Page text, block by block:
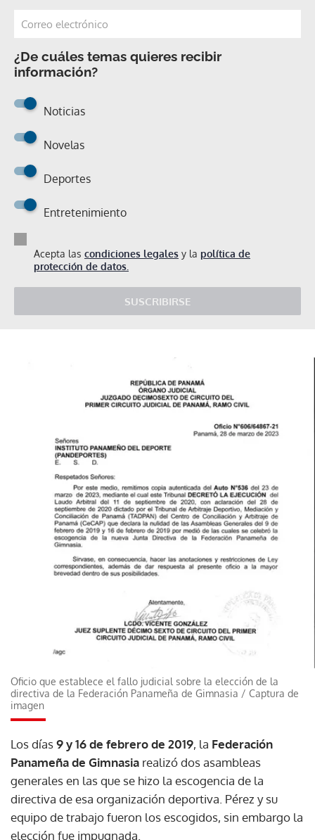
¿De cuáles temas quieres recibir
información?
Noticias
Novelas
Deportes
Entretenimiento
Acepta las condiciones legales y la política de
protección de datos.
SUSCRIBIRSE
Oficio que establece el fallo judicial sobre la elección de la
directiva de la Federación Panameña de Gimnasia / Captura de
imagen
Los días9 y 16 de febrero de 2019, la Federación
Panameña de Gimnasia realizó dos asambleas
generales en las que se hizo la escogencia de la
directiva de esa organización deportiva. Pérez y su
equipo de trabajo fueron los escogidos, sin embargo la
elección fue impugnada.